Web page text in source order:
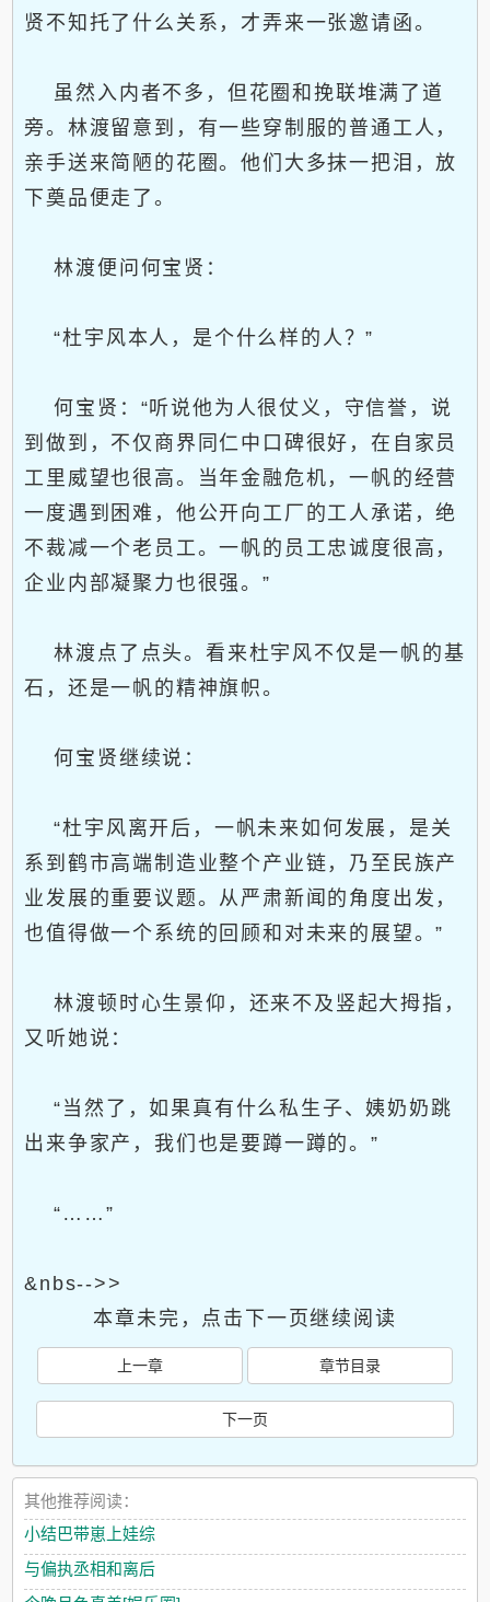
贤不知托了什么关系，才弄来一张邀请函。
虽然入内者不多，但花圈和挽联堆满了道
旁。林渡留意到，有一些穿制服的普通工人，
亲手送来简陋的花圈。他们大多抹一把泪，放
下奠品便走了。
林渡便问何宝贤：
“杜宇风本人，是个什么样的人？”
何宝贤：“听说他为人很仗义，守信誉，说
到做到，不仅商界同仁中口碑很好，在自家员
工里威望也很高。当年金融危机，一帆的经营
一度遇到困难，他公开向工厂的工人承诺，绝
不裁减一个老员工。一帆的员工忠诚度很高，
企业内部凝聚力也很强。”
林渡点了点头。看来杜宇风不仅是一帆的基
石，还是一帆的精神旗帜。
何宝贤继续说：
“杜宇风离开后，一帆未来如何发展，是关
系到鹤市高端制造业整个产业链，乃至民族产
业发展的重要议题。从严肃新闻的角度出发，
也值得做一个系统的回顾和对未来的展望。”
林渡顿时心生景仰，还来不及竖起大拇指，
又听她说：
“当然了，如果真有什么私生子、姨奶奶跳
出来争家产，我们也是要蹲一蹲的。”
“……”
&nbs-->>
本章未完，点击下一页继续阅读
上一章 章节目录
下一页
其他推荐阅读：
小结巴带崽上娃综
与偏执丞相和离后